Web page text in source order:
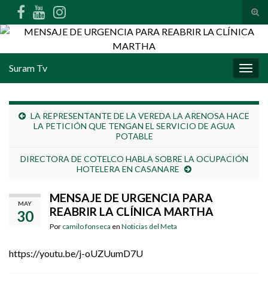
Search for:
Suram Tv
LA REPRESENTANTE DE LA VEREDA LA ARENOSA HACE
LA PETICIÓN QUE TENGAN EL SERVICIO DE AGUA
POTABLE
DIRECTORA DE COTELCO HABLA SOBRE LA OCUPACIÓN
HOTELERA EN CASANARE
MAY
30
MENSAJE DE URGENCIA PARA
REABRIR LA CLÍNICA MARTHA
Por camilo fonseca en Noticias del Meta
https://youtu.be/j-oUZUumD7U